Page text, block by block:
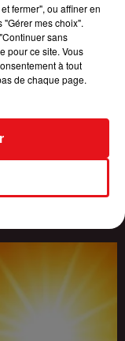
fermer", ou affiner en
mes choix".
sans
pour ce site. Vous
à tout
de chaque page.